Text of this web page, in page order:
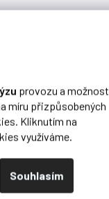
provozu a možnost
míru přizpůsobených
Kliknutím na
využíváme.
Souhlasím